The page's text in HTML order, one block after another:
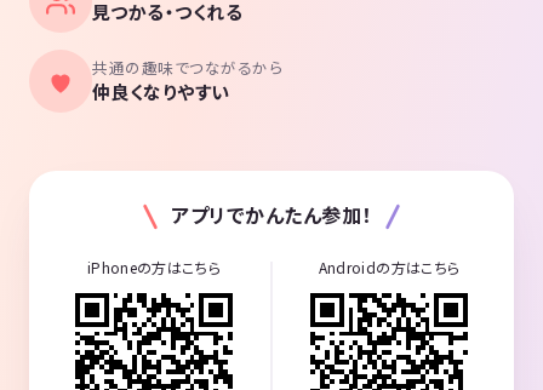
見つかる・つくれる
共通の趣味でつながるから
仲良くなりやすい
アプリでかんたん参加！
iPhoneの方はこちら Androidの方はこちら